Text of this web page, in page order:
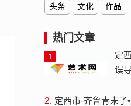
头条 文化 作品
热门文章
1
定
误
2. 定西市-齐鲁青未了